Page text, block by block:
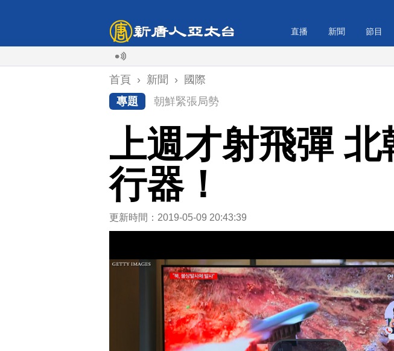
直播 新聞 節目
首頁 › 新聞 ›
國際
專題
朝鮮緊張局勢
上週才射飛彈
行器！
更新時間：2019-05-09 20:43:39